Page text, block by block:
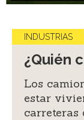
INDUSTRIAS
¿Quién
Los
estar
carreteras